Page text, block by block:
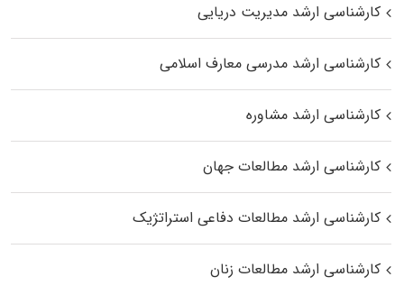
کارشناسی ارشد مدیریت دریایی
کارشناسی ارشد مدرسی معارف اسلامی
کارشناسی ارشد مشاوره
کارشناسی ارشد مطالعات جهان
کارشناسی ارشد مطالعات دفاعی استراتژیک
کارشناسی ارشد مطالعات زنان